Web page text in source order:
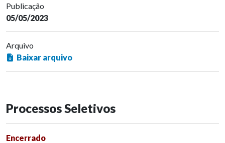
Publicação
05/05/2023
Arquivo
Baixar arquivo
Processos Seletivos
Encerrado